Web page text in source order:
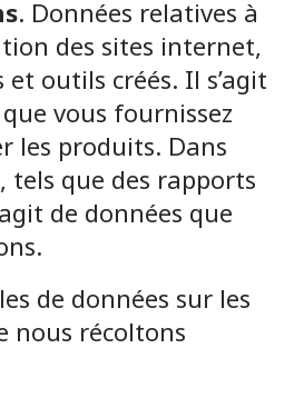
. Données relatives à
des sites internet,
outils créés. Il s’agit
vous fournissez
les produits. Dans
tels que des rapports
de données que
de données sur les
nous récoltons